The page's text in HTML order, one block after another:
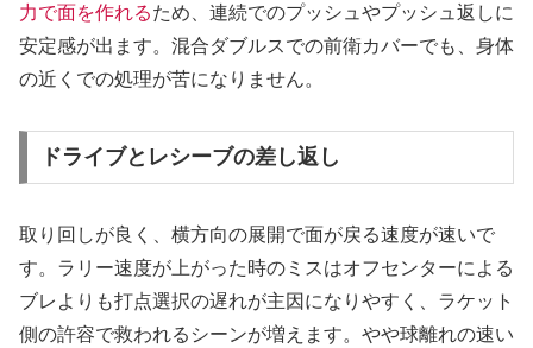
力で面を作れるため、連続でのプッシュやプッシュ返しに
安定感が出ます。混合ダブルスでの前衛カバーでも、身体
の近くでの処理が苦になりません。
ドライブとレシーブの差し返し
取り回しが良く、横方向の展開で面が戻る速度が速いで
す。ラリー速度が上がった時のミスはオフセンターによる
ブレよりも打点選択の遅れが主因になりやすく、ラケット
側の許容で救われるシーンが増えます。やや球離れの速い